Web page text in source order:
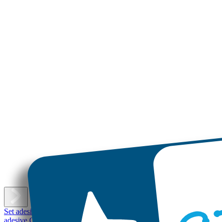
Set adesivi con nome Etichette adesive piccole Etichette adesive
adesive Grandi
Etichette per scarpe